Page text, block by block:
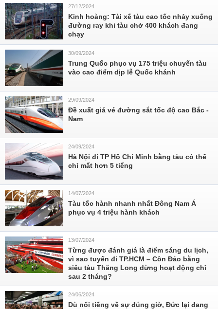
27/12/2024
Kinh hoàng: Tài xế tàu cao tốc nhảy xuống
đường ray khi tàu chở 400 khách đang
chạy
30/09/2024
Trung Quốc phục vụ 175 triệu chuyến tàu
vào cao điểm dịp lễ Quốc khánh
29/09/2024
Đề xuất giá vé đường sắt tốc độ cao Bắc -
Nam
24/09/2024
Hà Nội đi TP Hồ Chí Minh bằng tàu có thể
chỉ mất hơn 5 tiếng
14/07/2024
Tàu tốc hành nhanh nhất Đông Nam Á
phục vụ 4 triệu hành khách
13/07/2024
Từng được đánh giá là điểm sáng du lịch,
vì sao tuyến đi TP.HCM – Côn Đảo bằng
siêu tàu Thăng Long dừng hoạt động chỉ
sau 2 tháng?
24/06/2024
Dù nổi tiếng về sự đúng giờ, Đức lại đang